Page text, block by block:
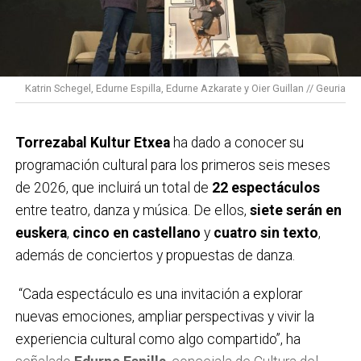
técnico… luzcan un brazalete verde durante los
partidos y competiciones de los fines de semana del
30 de enero al 1 de febrero y del 6 al 8 de febrero.
Durante estos tres años hemos contado con el apoyo
de más de 320 clubes y equipos y más de 100.000
En el deporte la cinta negra simboliza el luto, así que
desde la Asociación queremos sustituir el negro por
el color verde, símbolo de la esperanza y la
supervivencia. Además, el deporte transmite valores
como el esfuerzo, el trabajo en equipo o la
superación, por lo que es un gran altavoz para recordar
que detrás de cada brazalete hay una persona, una
historia, una familia. Con esta iniciativa se da voz a las
personas con cáncer, pero también a quienes las
Katrin Schegel, Edurne Espilla, Edurne Azkarate y Oier Guillan // Geuria
Torrezabal Kultur Etxeaha dado a conocer su
programación cultural para los primeros seis meses
de 2026, que incluirá un total de 22 espectáculos
entre teatro, danza y música. De ellos, siete serán en
euskera, cinco en castellano y cuatro sin texto,
además de conciertos y propuestas de danza.
“Cada espectáculo es una invitación a explorar
nuevas emociones, ampliar perspectivas y vivir la
experiencia cultural como algo compartido”, ha